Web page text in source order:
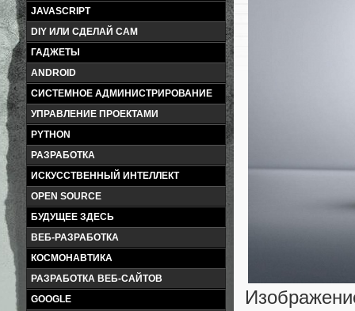
JAVASCRIPT
DIY ИЛИ СДЕЛАЙ САМ
ГАДЖЕТЫ
ANDROID
СИСТЕМНОЕ АДМИНИСТРИРОВАНИЕ
УПРАВЛЕНИЕ ПРОЕКТАМИ
PYTHON
РАЗРАБОТКА
ИСКУССТВЕННЫЙ ИНТЕЛЛЕКТ
OPEN SOURCE
БУДУЩЕЕ ЗДЕСЬ
ВЕБ-РАЗРАБОТКА
КОСМОНАВТИКА
РАЗРАБОТКА ВЕБ-САЙТОВ
GOOGLE